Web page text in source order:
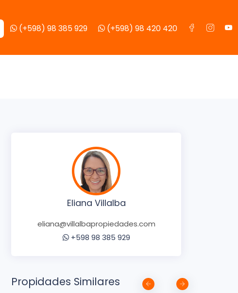
(+598) 98 385 929 (+598) 98 420 420
Eliana Villalba
eliana@villalbapropiedades.com
+598 98 385 929
Propidades Similares